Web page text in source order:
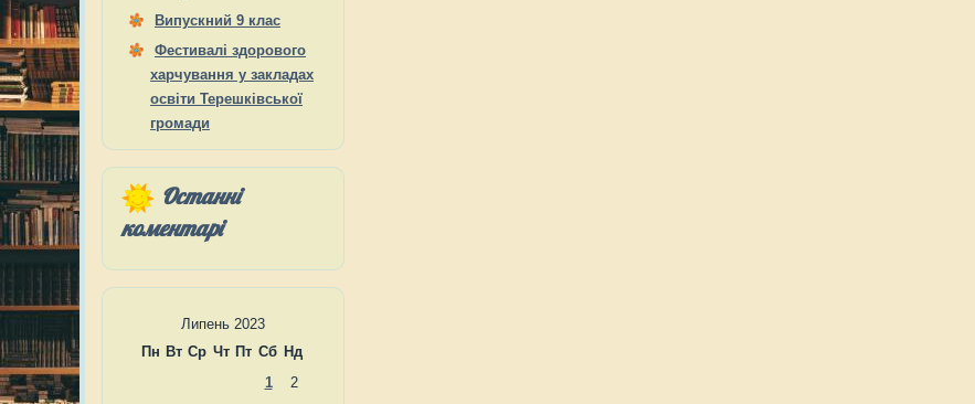
Випускний 9 клас
Фестивалі здорового
харчування у закладах
освіти Терешківської
громади
Останні
коментарі
Липень 2023
Пн Вт Ср Чт Пт Сб Нд
1
2